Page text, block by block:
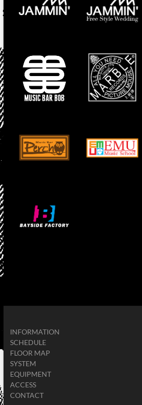
INFORMATION
SCHEDULE
FLOOR MAP
SYSTEM
EQUIPMENT
ACCESS
CONTACT